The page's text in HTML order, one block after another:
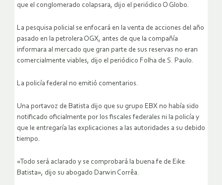
que el conglomerado colapsara, dijo el periódico O Globo.
La pesquisa policial se enfocará en la venta de acciones del año
pasado en la petrolera OGX, antes de que la compañía
informara al mercado que gran parte de sus reservas no eran
comercialmente viables, dijo el periódico Folha de S. Paulo.
La policía federal no emitió comentarios.
Una portavoz de Batista dijo que su grupo EBX no había sido
notificado oficialmente por los fiscales federales ni la policía y
que le entregaría las explicaciones a las autoridades a su debido
tiempo.
«Todo será aclarado y se comprobará la buena fe de Eike
Batista», dijo su abogado Darwin Corrêa.